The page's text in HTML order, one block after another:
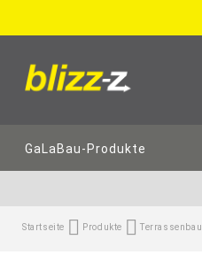
GaLaBau-Produkte
Startseite Produkte Terrassenbau